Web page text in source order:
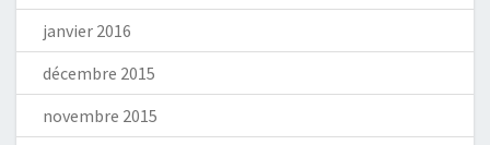
janvier 2016
décembre 2015
novembre 2015